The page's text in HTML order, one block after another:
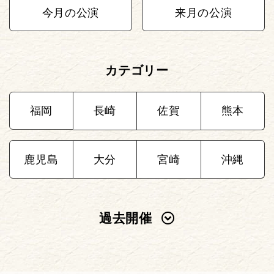
今月の公演 来月の公演
カテゴリー
福岡 長崎 佐賀 熊本
鹿児島 大分 宮崎 沖縄
過去開催